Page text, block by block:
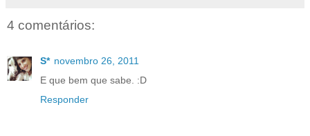
4 comentários:
S* novembro 26, 2011
E que bem que sabe. :D
Responder